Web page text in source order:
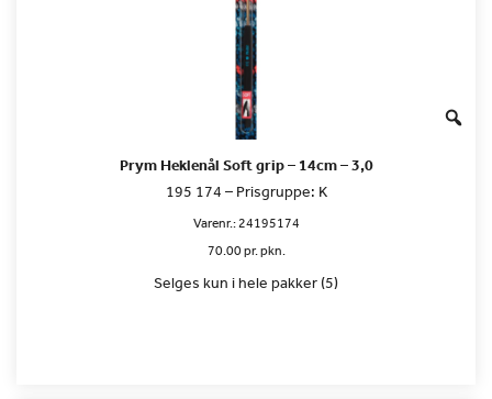
Prym Heklenål Soft grip – 14cm – 3,0
195 174 – Prisgruppe: K
Varenr.:24195174
70.00 pr. pkn.
Selges kun i hele pakker (5)